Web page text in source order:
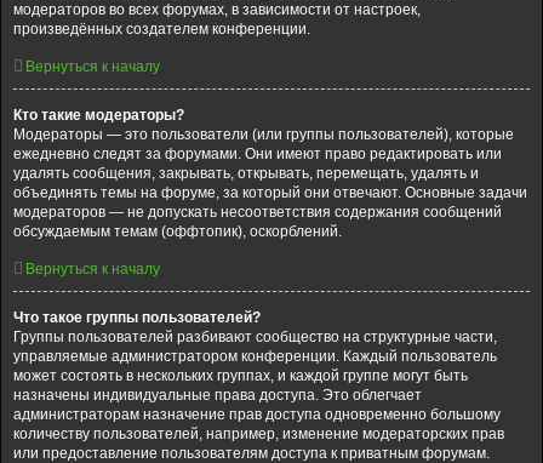
модераторов во всех форумах, в зависимости от настроек,
произведённых создателем конференции.
Вернуться к началу
Кто такие модераторы?
Модераторы — это пользователи (или группы пользователей), которые
ежедневно следят за форумами. Они имеют право редактировать или
удалять сообщения, закрывать, открывать, перемещать, удалять и
объединять темы на форуме, за который они отвечают. Основные задачи
модераторов — не допускать несоответствия содержания сообщений
обсуждаемым темам (оффтопик), оскорблений.
Вернуться к началу
Что такое группы пользователей?
Группы пользователей разбивают сообщество на структурные части,
управляемые администратором конференции. Каждый пользователь
может состоять в нескольких группах, и каждой группе могут быть
назначены индивидуальные права доступа. Это облегчает
администраторам назначение прав доступа одновременно большому
количеству пользователей, например, изменение модераторских прав
или предоставление пользователям доступа к приватным форумам.